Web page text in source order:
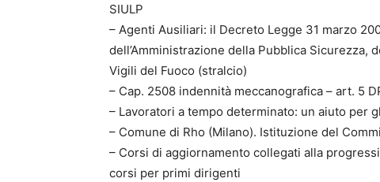
SIULP
– Agenti Ausiliari: il Decreto Legge 31 marzo
dell’Amministrazione della Pubblica Sicurezza,
Vigili del Fuoco (stralcio)
– Cap. 2508 indennità meccanografica – art. 5
– Lavoratori a tempo determinato: un aiuto per
– Comune di Rho (Milano). Istituzione del
– Corsi di aggiornamento collegati alla
corsi per primi dirigenti